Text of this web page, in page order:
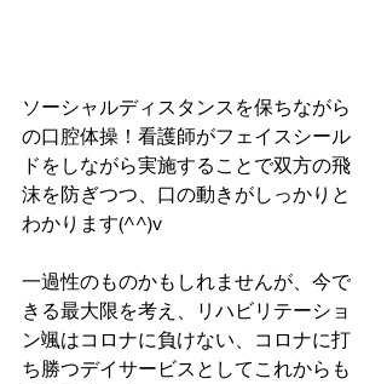
ソーシャルディスタンスを保ちながら
の口腔体操！看護師がフェイスシール
ドをしながら実施することで双方の飛
沫を防ぎつつ、口の動きがしっかりと
わかります(^^)v
一過性のものかもしれませんが、今で
きる最大限を考え、リハビリテーショ
ン颯はコロナに負けない、コロナに打
ち勝つデイサービスとしてこれからも